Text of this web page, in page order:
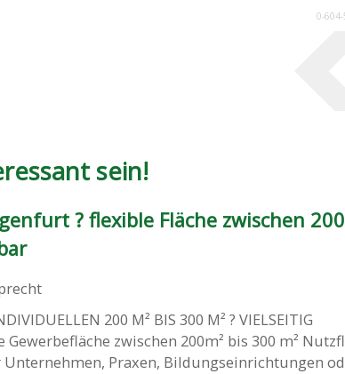
0-604-
sein!
? flexible Fläche zwischen
200 M² BIS 300 M² ? VIELSEITIG
Gewerbefläche zwischen 200m² bis 300 m²
Praxen, Bildungseinrichtungen